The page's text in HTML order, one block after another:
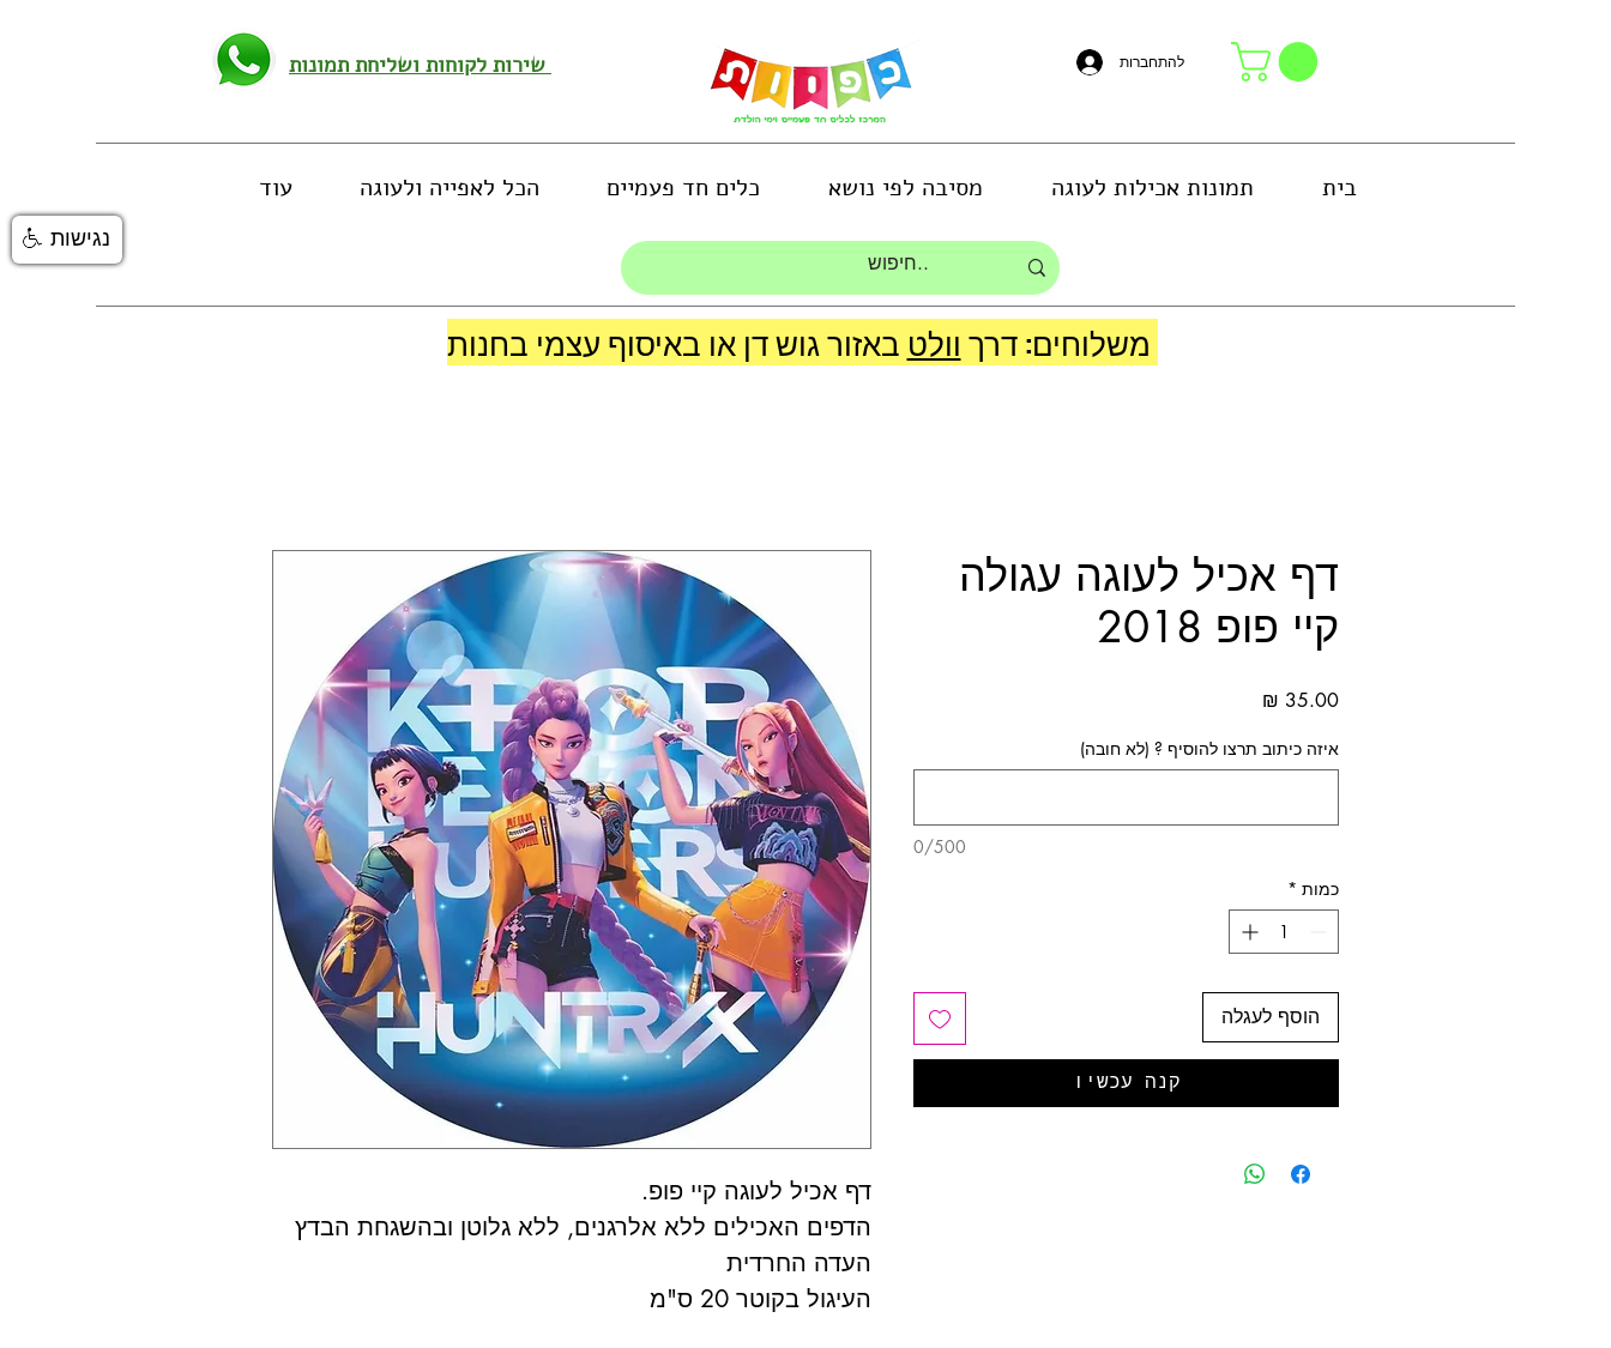
להתחברות
בית תמונות אכילות לעוגה מסיבה לפי נושא כלים חד פעמיים הכל לאפייה ולעוגה עוד
משלוחים: דרך וולט
דף אכיל לעוגה קיי פופ.
הדפים האכילים ללא אלרגנים, ללא גלוטן ובהשגחת הבדץ
העדה החרדית
העיגול בקוטר 20 ס"מ
דף אכיל לעוגה עגולה
קיי פופ 2018
איזה כיתוב תרצו להוסיף ? (לא חובה)
0/500
כמות *
הוסף לעגלה
קנה עכשיו
נגישות